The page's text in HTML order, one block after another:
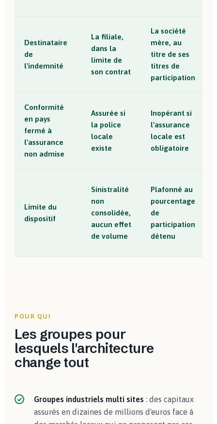
Destinataire
de
l'indemnité
La filiale,
dans la
limite de
son contrat
La société
mère, au
titre de ses
titres de
participation
Conformité
en pays
fermé à
l'assurance
non admise
Assurée si
la police
locale
existe
Inopérant si
l'assurance
locale est
obligatoire
Limite du
dispositif
Sinistralité
non
consolidée,
aucun effet
de volume
Plafonné au
pourcentage
de
participation
détenu
POUR QUI
Les groupes pour
lesquels l'architecture
change tout
Groupes industriels multi sites : des capitaux
assurés en dizaines de millions d'euros face à